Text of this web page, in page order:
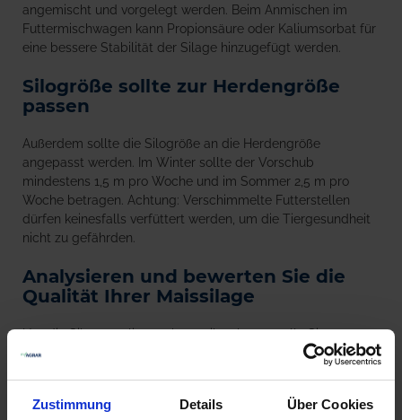
Zustimmung Details Über Cookies
angemischt und vorgelegt werden. Beim Anmischen im
Futtermischwagen kann Propionsäure oder Kaliumsorbat für
eine bessere Stabilität der Silage hinzugefügt werden.
Silogröße sollte zur Herdengröße
passen
Außerdem sollte die Silogröße an die Herdengröße
angepasst werden. Im Winter sollte der Vorschub
mindestens 1,5 m pro Woche und im Sommer 2,5 m pro
Woche betragen. Achtung: Verschimmelte Futterstellen
dürfen keinesfalls verfüttert werden, um die Tiergesundheit
nicht zu gefährden.
Analysieren und bewerten Sie die
Qualität Ihrer Maissilage
Um die Silagequalität zu beurteilen, können alle Sinne
eingesetzt werden. Der Geruch sollte angenehm säuerlich
nach Sorte von goldgelb bis gelb-olive.